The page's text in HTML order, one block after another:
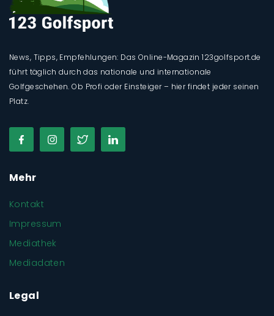
News, Tipps, Empfehlungen: Das Online-Magazin 123golfsport.de
führt täglich durch das nationale und internationale
Golfgeschehen. Ob Profi oder Einsteiger – hier findet jeder seinen
Platz.
Mehr
Kontakt
Impressum
Mediathek
Mediadaten
Legal